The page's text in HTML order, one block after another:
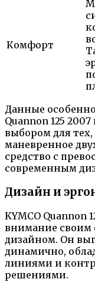
Комфорт
Данные
Quannon 125
выбором для
маневренное
средство с
современным
Дизайн и
KYMCO Quannon
внимание
дизайном. Он
динамично,
линиями и
решениями.